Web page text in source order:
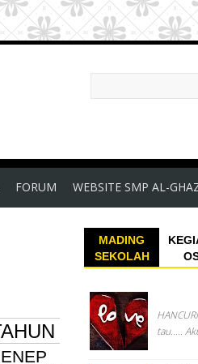
FORUM WEBSITE SMP AL-
MADING
SEKOLAH
tau…..